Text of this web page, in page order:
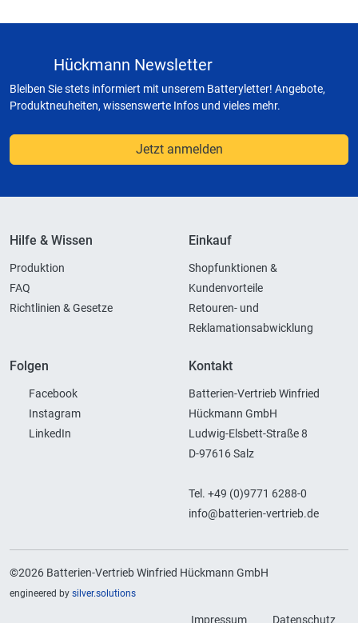
Hückmann Newsletter
Bleiben Sie stets informiert mit unserem Batteryletter! Angebote,
Produktneuheiten, wissenswerte Infos und vieles mehr.
Jetzt anmelden
Hilfe & Wissen
Produktion
FAQ
Richtlinien & Gesetze
Einkauf
Shopfunktionen &
Kundenvorteile
Retouren- und
Reklamationsabwicklung
Folgen
Facebook
Instagram
LinkedIn
Kontakt
Batterien-Vertrieb Winfried
Hückmann GmbH
Ludwig-Elsbett-Straße 8
D-97616 Salz
Tel. +49 (0)9771 6288-0
info@batterien-vertrieb.de
©2026 Batterien-Vertrieb Winfried Hückmann GmbH
engineered by silver.solutions
Impressum Datenschutz